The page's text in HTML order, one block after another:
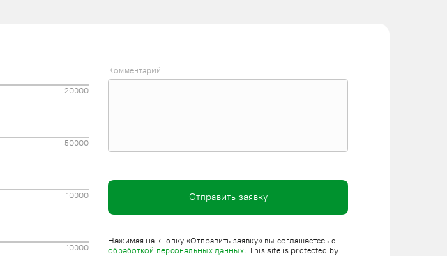
20000
50000
10000
10000
Комментарий
Отправить заявку
Нажимая на кнопку «Отправить заявку» вы соглашаетесь с
обработкой персональных данных. This site is protected by